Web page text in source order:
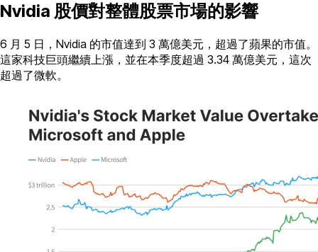
Nvidia 股價對整體股票市場的影響
6 月 5 日，Nvidia 的市值達到 3 萬億美元，超過了蘋果的市值。
這家科技巨頭繼續上漲，並在本季度超過 3.34 萬億美元，這次
超過了微軟。